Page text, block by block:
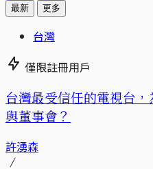
最新 更多
台灣
僅限註冊用戶
台灣最受信任的電視台
與董事會？
許湧森